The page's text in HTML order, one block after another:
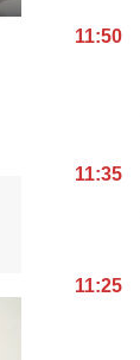
11:50
11:35
11:25